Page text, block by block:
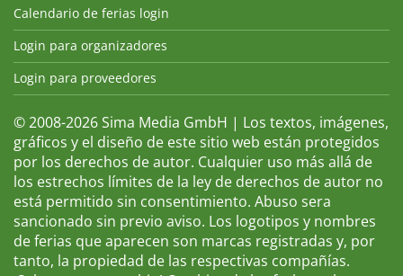
Calendario de ferias login
Login para organizadores
Login para proveedores
© 2008-2026 Sima Media GmbH | Los textos, imágenes,
gráficos y el diseño de este sitio web están protegidos
por los derechos de autor. Cualquier uso más allá de
los estrechos límites de la ley de derechos de autor no
está permitido sin consentimiento. Abuso sera
sancionado sin previo aviso. Los logotipos y nombres
de ferias que aparecen son marcas registradas y, por
tanto, la propiedad de las respectivas compañías.